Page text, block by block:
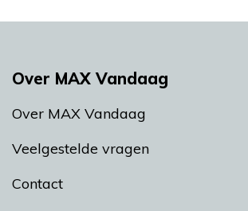
Over MAX Vandaag
Over MAX Vandaag
Veelgestelde vragen
Contact